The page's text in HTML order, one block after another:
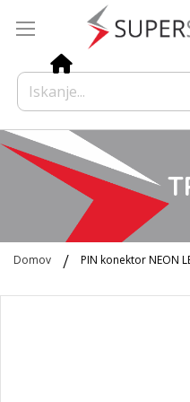
Domov PIN konektor NEON